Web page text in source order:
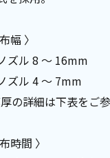
幅 〉
ズル 8 ～ 16mm
ズル 4 ～ 7mm
の詳細は下表をご参
時間 〉